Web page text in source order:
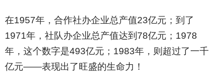
在1957年，合作社办企业总产值23亿元；到了
1971年，社队办企业总产值达到78亿元；1978
年，这个数字是493亿元；1983年，则超过了一千
亿元——表现出了旺盛的生命力！